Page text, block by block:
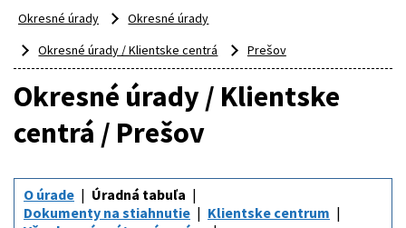
Okresné úrady
Okresné úrady
Okresné úrady / Klientske centrá
Prešov
Okresné úrady / Klientske
centrá / Prešov
O úrade
Úradná tabuľa
Dokumenty na stiahnutie
Klientske centrum